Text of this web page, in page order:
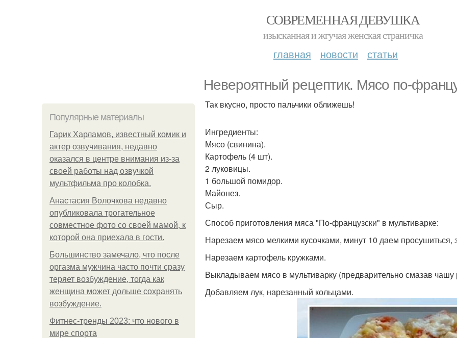
СОВРЕМЕННАЯ ДЕВУШКА
изысканная и жгучая женская страничка
главная новости статьи
Невероятный рецептик. Мясо по-
Популярные материалы
Гарик Харламов, известный комик и
актер озвучивания, недавно
оказался в центре внимания из-за
своей работы над озвучкой
мультфильма про колобка.
Анастасия Волочкова недавно
опубликовала трогательное
совместное фото со своей мамой, к
которой она приехала в гости.
Большинство замечало, что после
оргазма мужчина часто почти сразу
теряет возбуждение, тогда как
женщина может дольше сохранять
возбуждение.
Фитнес-тренды 2023: что нового в
мире спорта
Так вкусно, просто пальчики оближешь!
Ингредиенты:
Мясо (свинина).
Картофель (4 шт).
2 луковицы.
1 большой помидор.
Майонез.
Сыр.
Способ приготовления мяса "По-французски" в мультиварке:
Нарезаем мясо мелкими кусочками, минут 10 даем
Нарезаем картофель кружками.
Выкладываем мясо в мультиварку (предварительно смазав
Добавляем лук, нарезанный кольцами.